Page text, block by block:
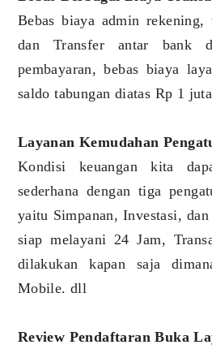
Bebas biaya admin
dan Transfer antar bank
pembayaran, bebas biaya
saldo tabungan diatas Rp 1
Layanan Kemudahan
Kondisi keuangan kita
sederhana dengan tiga
yaitu Simpanan, Investasi,
siap melayani 24 Jam,
dilakukan kapan saja
Mobile. dll
Review Pendaftaran Buka